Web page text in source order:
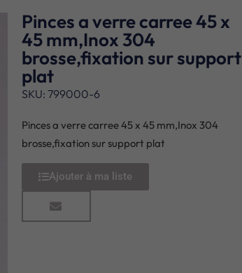
Pinces a verre carree 45 x
45 mm,Inox 304
brosse,fixation sur support
plat
SKU: 799000-6
Pinces a verre carree 45 x 45 mm,Inox 304
brosse,fixation sur support plat
Ajouter à ma liste